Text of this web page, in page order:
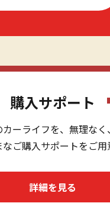
購入サポート
ーライフを、無理な
ご購入サポートをご用
詳細を見る